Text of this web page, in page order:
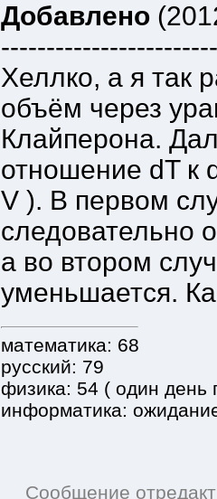
Добавлено
Хеллко, а я так
объём через
Клайперона.
отношение dT к
V ). В первом
следовательно
а во втором
уменьшается.
математика: 68
русский: 79
физика: 54 ( один день
информатика:
Сообщение